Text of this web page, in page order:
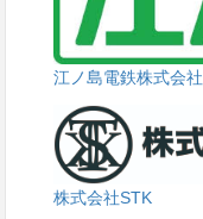
江ノ島電鉄株式会社
株式会社STK